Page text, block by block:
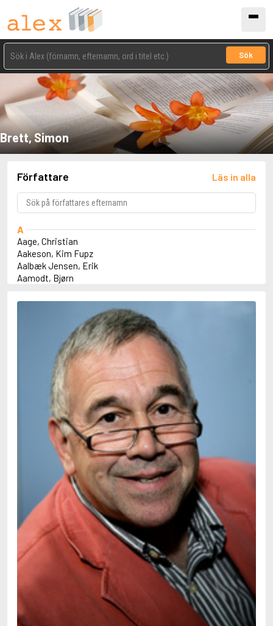
Sök
Brett, Simon
Författare Läs in alla
A
Aage, Christian
Aakeson, Kim Fupz
Aalbæk Jensen, Erik
Aamodt, Bjørn
Abbey, Kieran
Abbott, Megan
Abdel-Fattah, Randa
Abdolah, Kader
Abé, Kobo
Abedi, Isabel
Abele, Inga
Abgarjan, Narine
Abish, Walter
Aboulela, Leila
Abrahams, Peter (f. 1919)
Abrahams, Peter (f. 1947)
Abrahamson, Emmy
Abse, Dannie
Abu-Jaber, Diana
Abulhawa, Susan
Aburas, Lone
Achebe, Chinua
Achmatova, Anna
Aciman, André
Acker, Kathy
Ackroyd, Peter
Adamov, Arthur